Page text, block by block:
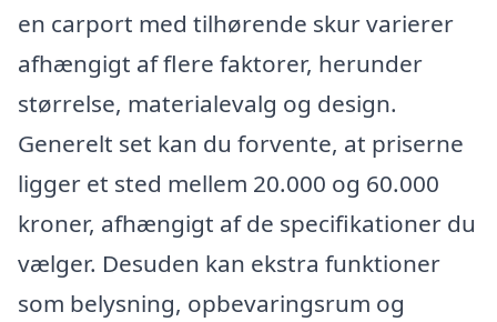
en carport med tilhørende skur varierer
afhængigt af flere faktorer, herunder
størrelse, materialevalg og design.
Generelt set kan du forvente, at priserne
ligger et sted mellem 20.000 og 60.000
kroner, afhængigt af de specifikationer du
vælger. Desuden kan ekstra funktioner
som belysning, opbevaringsrum og